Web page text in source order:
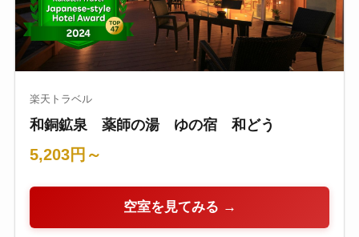
楽天トラベル
和銅鉱泉 薬師の湯 ゆの宿 和どう
5,203円～
空室を見てみる →